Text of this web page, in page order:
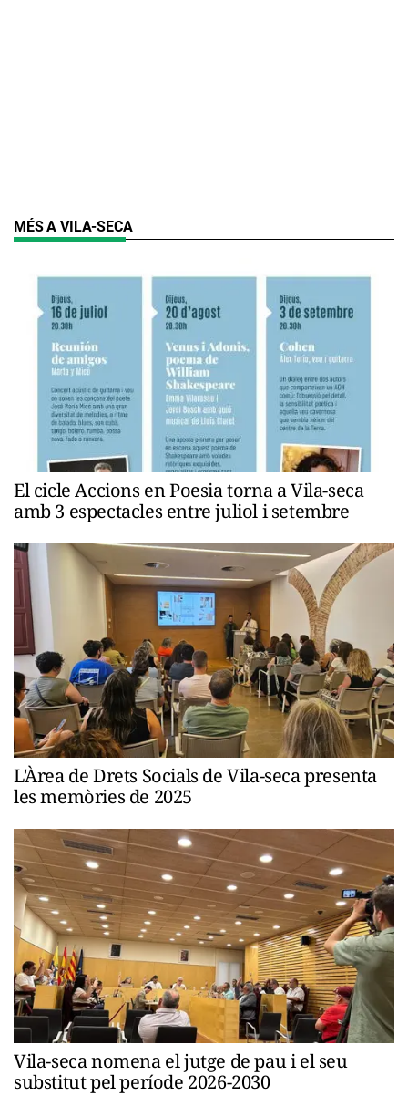
MÉS A VILA-SECA
El cicle Accions en Poesia torna a Vila-seca
amb 3 espectacles entre juliol i setembre
L'Àrea de Drets Socials de Vila-seca presenta
les memòries de 2025
Vila-seca nomena el jutge de pau i el seu
substitut pel període 2026-2030